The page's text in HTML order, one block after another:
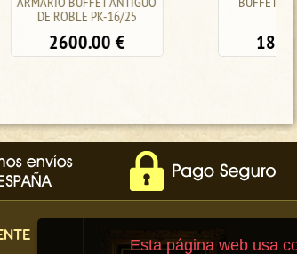
Esta página web usa